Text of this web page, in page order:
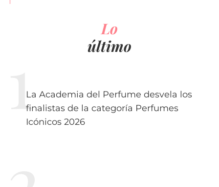
Lo
último
La Academia del Perfume desvela los
finalistas de la categoría Perfumes
Icónicos 2026